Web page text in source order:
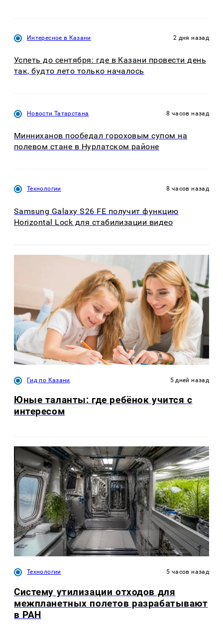
Интересное в Казани 2 дня назад
Успеть до сентября: где в Казани провести день
так, будто лето только началось
Новости Татарстана 8 часов назад
Минниханов пообедал гороховым супом на
полевом стане в Нурлатском районе
Технологии 8 часов назад
Samsung Galaxy S26 FE получит функцию
Horizontal Lock для стабилизации видео
Гид по Казани 5 дней назад
Юные таланты: где ребёнок учится с
интересом
Технологии 5 часов назад
Систему утилизации отходов для
межпланетных полетов разрабатывают
в РАН